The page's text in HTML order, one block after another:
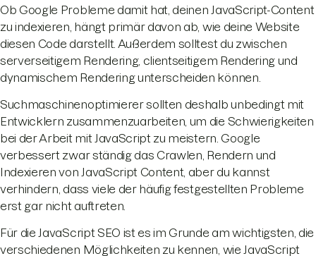
Ob Google Probleme damit hat, deinen JavaScript-Content
zu indexieren, hängt primär davon ab, wie deine Website
diesen Code darstellt. Außerdem solltest du zwischen
serverseitigem Rendering, clientseitigem Rendering und
dynamischem Rendering unterscheiden können.
Suchmaschinenoptimierer sollten deshalb unbedingt mit
Entwicklern zusammenzuarbeiten, um die Schwierigkeiten
bei der Arbeit mit JavaScript zu meistern. Google
verbessert zwar ständig das Crawlen, Rendern und
Indexieren von JavaScript Content, aber du kannst
verhindern, dass viele der häufig festgestellten Probleme
erst gar nicht auftreten.
Für die JavaScript SEO ist es im Grunde am wichtigsten, die
verschiedenen Möglichkeiten zu kennen, wie JavaScript